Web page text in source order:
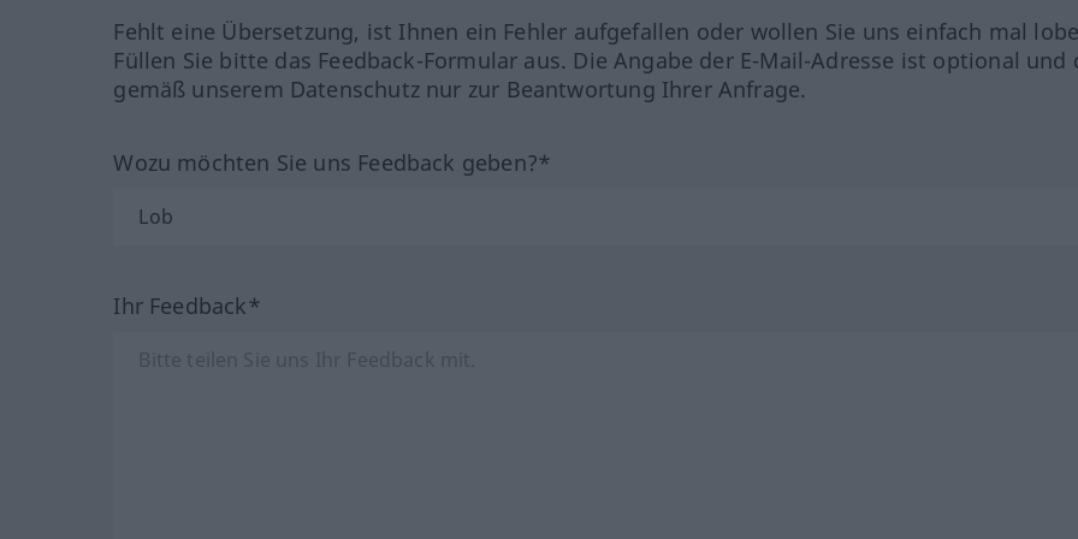
Fehlt eine Übersetzung, ist Ihnen ein Fehler aufgefallen oder wollen Sie uns einfach mal
Füllen Sie bitte das Feedback-Formular aus. Die Angabe der E-Mail-Adresse ist optional und
gemäß unserem Datenschutz nur zur Beantwortung Ihrer Anfrage.
Wozu möchten Sie uns Feedback geben?*
Ihr Feedback*